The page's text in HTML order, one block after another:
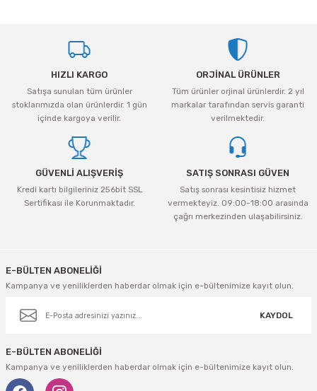
Ürün resmi kalitesiz, bozuk veya görüntülenemiyor.
Ürün açıklamasında eksik bilgiler bulunuyor.
Ürün bilgilerinde hatalar bulunuyor.
Ürün fiyatı diğer sitelerden daha pahalı.
Bu ürüne benzer farklı alternatifler olmalı.
HIZLI KARGO
Satışa sunulan tüm ürünler
stoklarımızda olan ürünlerdir. 1 gün
içinde kargoya verilir.
ORJİNAL ÜRÜNLER
Tüm ürünler orjinal ürünlerdir. 2 yıl
markalar tarafından servis garanti
verilmektedir.
GÜVENLİ ALIŞVERİŞ
Kredi kartı bilgileriniz 256bit SSL
Sertifikası ile Korunmaktadır.
SATIŞ SONRASI GÜVEN
Satış sonrası kesintisiz hizmet
vermekteyiz. 09:00-18:00 arasında
çağrı merkezinden ulaşabilirsiniz.
E-BÜLTEN ABONELİĞİ
Kampanya ve yeniliklerden haberdar olmak için e-bültenimize kayıt olun.
KAYDOL
E-BÜLTEN ABONELİĞİ
Kampanya ve yeniliklerden haberdar olmak için e-bültenimize kayıt olun.